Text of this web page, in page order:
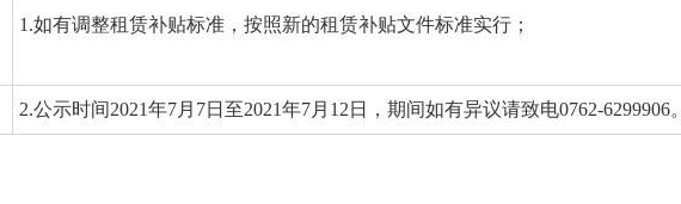
1.如有调整租赁补贴标准，按照新的租赁补贴文件标准实行；
2.公示时间2021年7月7日至2021年7月12日，期间如有异议请致电0762-6299906。